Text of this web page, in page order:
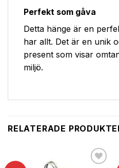
Perfekt som gåva
Detta hänge är en
har allt. Det är en unik
present som visar
miljö.
RELATERADE